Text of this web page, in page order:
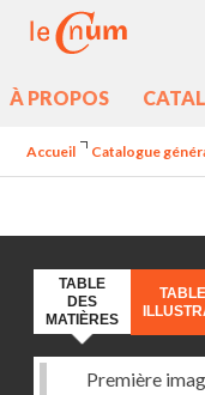
À PROPOS
Accueil Catalogue
TABLE
DES
MATIÈRES
Première